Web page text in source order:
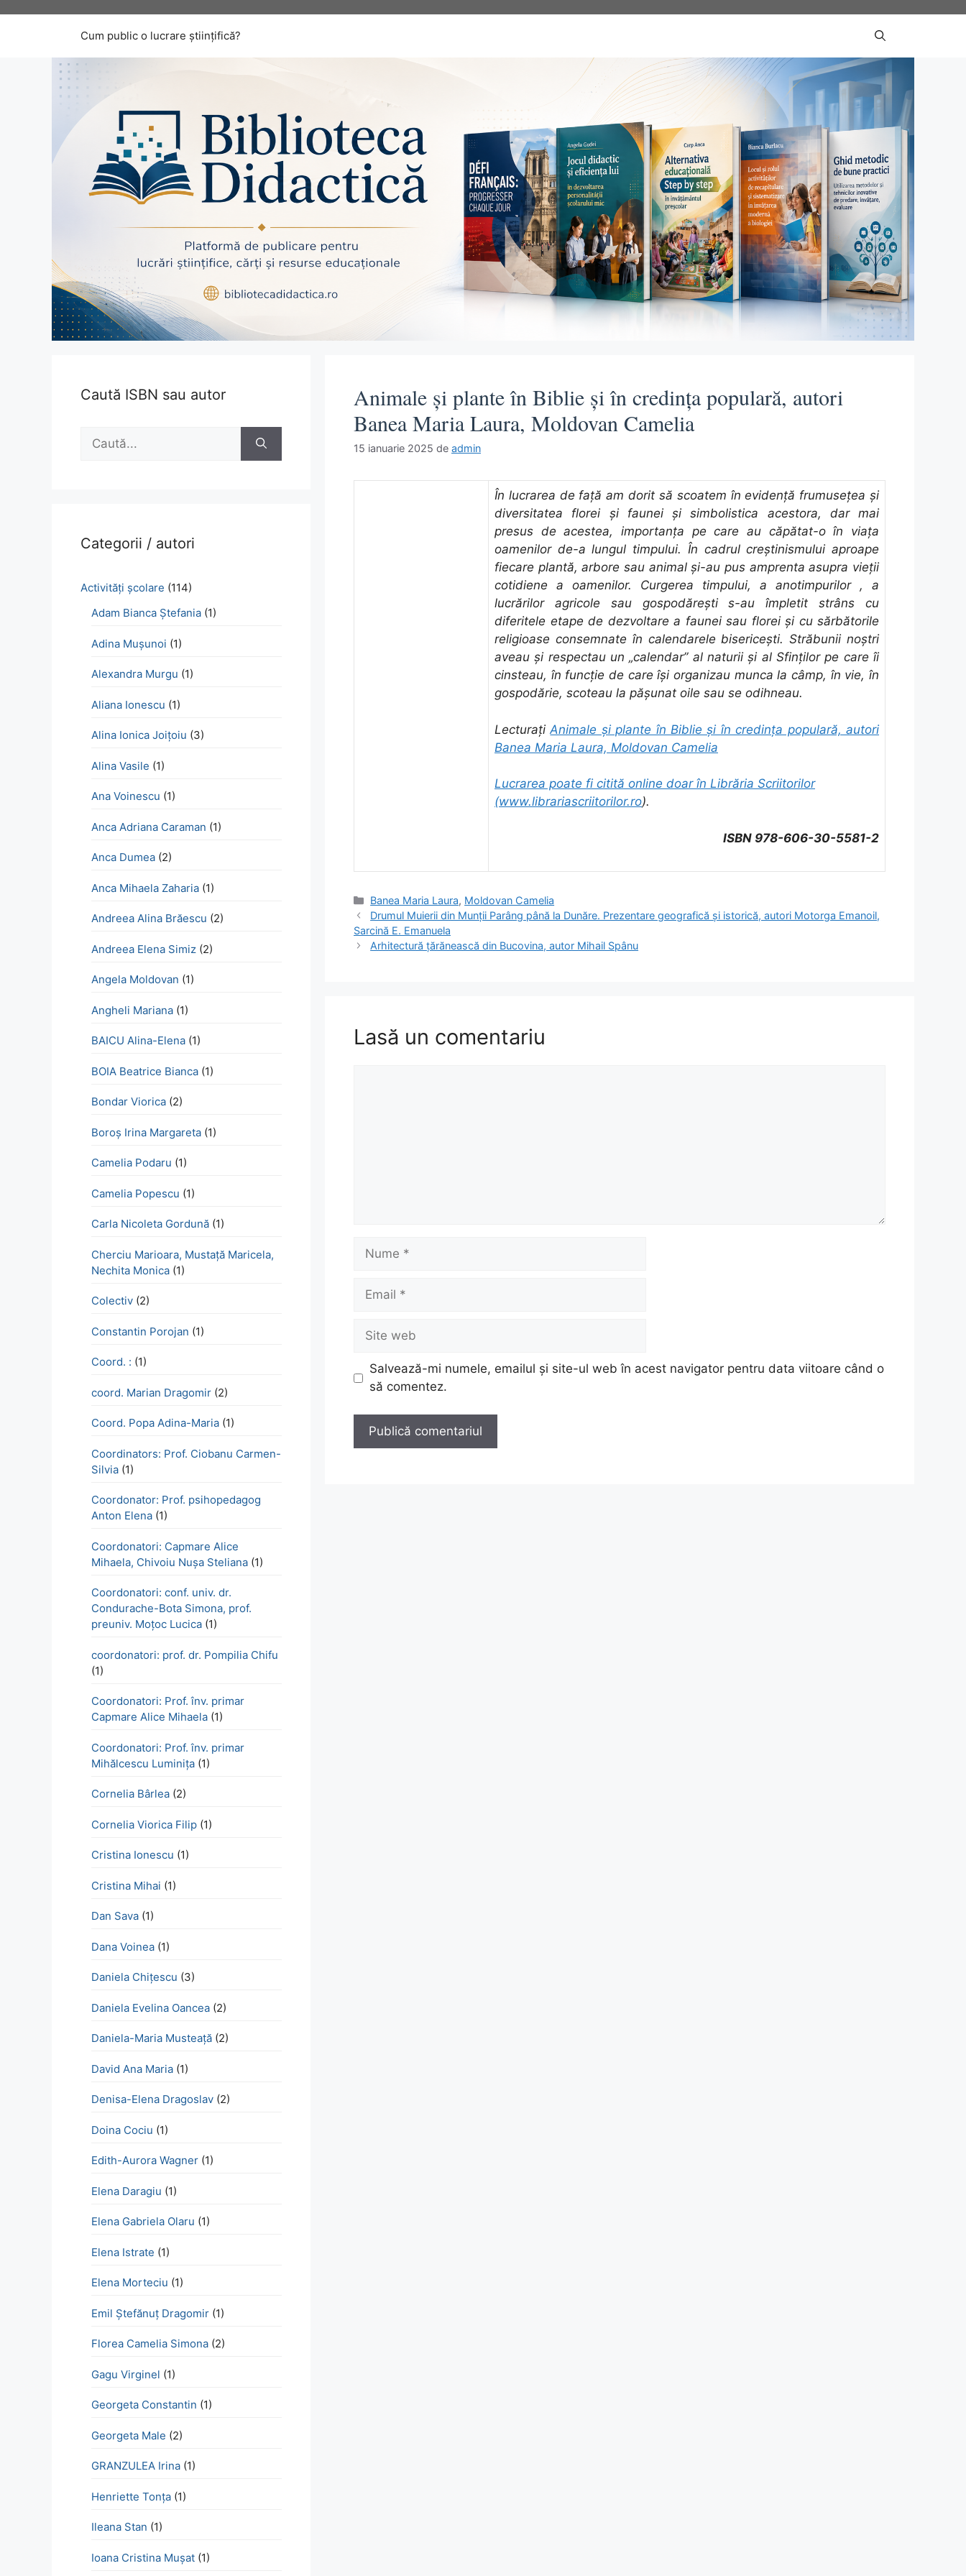
Cum public o lucrare științifică?
Animale și plante în Biblie și în credința populară, autori
Banea Maria Laura, Moldovan Camelia
15 ianuarie 2025 de admin
În lucrarea de față am dorit să scoatem în evidență frumusețea și
diversitatea florei și faunei și simbolistica acestora, dar mai
presus de acestea, importanța pe care au căpătat-o în viața
oamenilor de-a lungul timpului. În cadrul creștinismului aproape
fiecare plantă, arbore sau animal și-au pus amprenta asupra vieții
cotidiene a oamenilor. Curgerea timpului, a anotimpurilor , a
lucrărilor agricole sau gospodărești s-au împletit strâns cu
diferitele etape de dezvoltare a faunei sau florei și cu sărbătorile
religioase consemnate în calendarele bisericești. Străbunii noștri
aveau și respectau un „calendar” al naturii și al Sfinților pe care îi
cinsteau, în funcție de care își organizau munca la câmp, în vie, în
gospodărie, scoteau la pășunat oile sau se odihneau.
LecturațiAnimale și plante în Biblie și în credința populară, autori
Banea Maria Laura, Moldovan Camelia
Lucrarea poate fi citită online doar în Librăria Scriitorilor
(www.librariascriitorilor.ro).
ISBN 978-606-30-5581-2
Categorii
Banea Maria Laura, Moldovan Camelia
Drumul Muierii din Munții Parâng până la Dunăre. Prezentare geografică și istorică, autori Motorga Emanoil,
Sarcină E. Emanuela
Arhitectură țărănească din Bucovina, autor Mihail Spânu
Lasă un comentariu
Nume
Email
Site
web
Salvează-mi numele, emailul și site-ul web în acest navigator pentru data viitoare când o
să comentez.
Caută ISBN sau autor
după:
Categorii / autori
Activităţi şcolare (114)
Adam Bianca Ștefania (1)
Adina Mușunoi (1)
Alexandra Murgu (1)
Aliana Ionescu (1)
Alina Ionica Joițoiu (3)
Alina Vasile (1)
Ana Voinescu (1)
Anca Adriana Caraman (1)
Anca Dumea (2)
Anca Mihaela Zaharia (1)
Andreea Alina Brăescu (2)
Andreea Elena Simiz (2)
Angela Moldovan (1)
Angheli Mariana (1)
BAICU Alina-Elena (1)
BOIA Beatrice Bianca (1)
Bondar Viorica (2)
Boroş Irina Margareta (1)
Camelia Podaru (1)
Camelia Popescu (1)
Carla Nicoleta Gordună (1)
Cherciu Marioara, Mustață Maricela,
Nechita Monica (1)
Colectiv (2)
Constantin Porojan (1)
Coord. : (1)
coord. Marian Dragomir (2)
Coord. Popa Adina-Maria (1)
Coordinators: Prof. Ciobanu Carmen-
Silvia (1)
Coordonator: Prof. psihopedagog
Anton Elena (1)
Coordonatori: Capmare Alice
Mihaela, Chivoiu Nușa Steliana (1)
Coordonatori: conf. univ. dr.
Condurache-Bota Simona, prof.
preuniv. Moțoc Lucica (1)
coordonatori: prof. dr. Pompilia Chifu
(1)
Coordonatori: Prof. înv. primar
Capmare Alice Mihaela (1)
Coordonatori: Prof. înv. primar
Mihălcescu Luminița (1)
Cornelia Bârlea (2)
Cornelia Viorica Filip (1)
Cristina Ionescu (1)
Cristina Mihai (1)
Dan Sava (1)
Dana Voinea (1)
Daniela Chițescu (3)
Daniela Evelina Oancea (2)
Daniela-Maria Musteață (2)
David Ana Maria (1)
Denisa-Elena Dragoslav (2)
Doina Cociu (1)
Edith-Aurora Wagner (1)
Elena Daragiu (1)
Elena Gabriela Olaru (1)
Elena Istrate (1)
Elena Morteciu (1)
Emil Ștefănuț Dragomir (1)
Florea Camelia Simona (2)
Gagu Virginel (1)
Georgeta Constantin (1)
Georgeta Male (2)
GRANZULEA Irina (1)
Henriette Tonţa (1)
Ileana Stan (1)
Ioana Cristina Mușat (1)